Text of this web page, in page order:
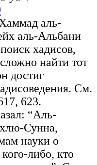
аль-
аль-Альбани
хадисов,
найти тот
достиг
См.
623.
“Аль-
Сунна,
науки о
либо, кто